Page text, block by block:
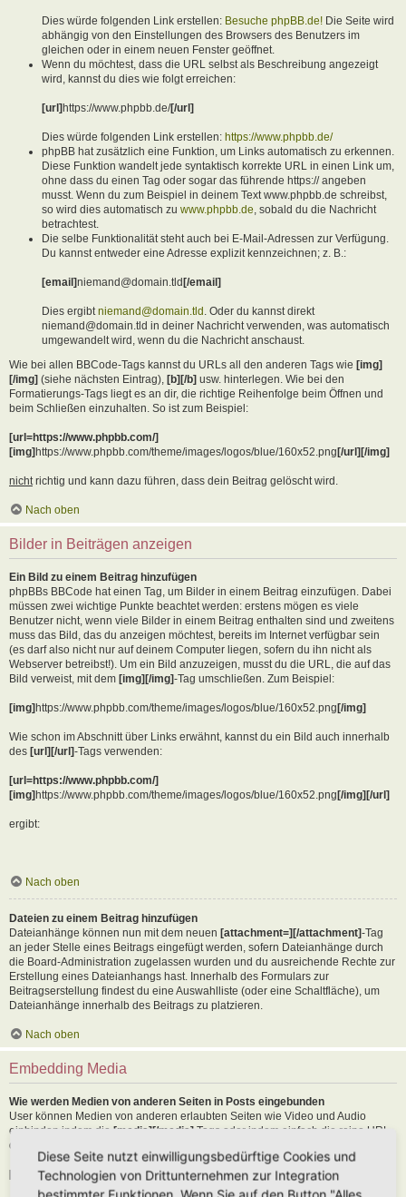
Dies würde folgenden Link erstellen: Besuche phpBB.de! Die Seite wird
abhängig von den Einstellungen des Browsers des Benutzers im
gleichen oder in einem neuen Fenster geöffnet.
Wenn du möchtest, dass die URL selbst als Beschreibung angezeigt
wird, kannst du dies wie folgt erreichen:
[url]https://www.phpbb.de/[/url]
Dies würde folgenden Link erstellen: https://www.phpbb.de/
phpBB hat zusätzlich eine Funktion, um Links automatisch zu erkennen.
Diese Funktion wandelt jede syntaktisch korrekte URL in einen Link um,
ohne dass du einen Tag oder sogar das führende https:// angeben
musst. Wenn du zum Beispiel in deinem Text www.phpbb.de schreibst,
so wird dies automatisch zu www.phpbb.de, sobald du die Nachricht
betrachtest.
Die selbe Funktionalität steht auch bei E-Mail-Adressen zur Verfügung.
Du kannst entweder eine Adresse explizit kennzeichnen; z. B.:
[email]niemand@domain.tld[/email]
Dies ergibtniemand@domain.tld. Oder du kannst direkt
niemand@domain.tld in deiner Nachricht verwenden, was automatisch
umgewandelt wird, wenn du die Nachricht anschaust.
Wie bei allen BBCode-Tags kannst du URLs all den anderen Tags wie [img]
[/img] (siehe nächsten Eintrag), [b][/b] usw. hinterlegen. Wie bei den
Formatierungs-Tags liegt es an dir, die richtige Reihenfolge beim Öffnen und
beim Schließen einzuhalten. So ist zum Beispiel:
[url=https://www.phpbb.com/]
[img]https://www.phpbb.com/theme/images/logos/blue/160x52.png[/url][/img]
nicht richtig und kann dazu führen, dass dein Beitrag gelöscht wird.
Nach oben
Bilder in Beiträgen anzeigen
Ein Bild zu einem Beitrag hinzufügen
phpBBs BBCode hat einen Tag, um Bilder in einem Beitrag einzufügen. Dabei
müssen zwei wichtige Punkte beachtet werden: erstens mögen es viele
Benutzer nicht, wenn viele Bilder in einem Beitrag enthalten sind und zweitens
muss das Bild, das du anzeigen möchtest, bereits im Internet verfügbar sein
(es darf also nicht nur auf deinem Computer liegen, sofern du ihn nicht als
Webserver betreibst!). Um ein Bild anzuzeigen, musst du die URL, die auf das
Bild verweist, mit dem [img][/img]-Tag umschließen. Zum Beispiel:
[img]https://www.phpbb.com/theme/images/logos/blue/160x52.png[/img]
Wie schon im Abschnitt über Links erwähnt, kannst du ein Bild auch innerhalb
des [url][/url]-Tags verwenden:
[url=https://www.phpbb.com/]
[img]https://www.phpbb.com/theme/images/logos/blue/160x52.png[/img][/url]
ergibt:
Nach oben
Dateien zu einem Beitrag hinzufügen
Dateianhänge können nun mit dem neuen [attachment=][/attachment]-Tag
an jeder Stelle eines Beitrags eingefügt werden, sofern Dateianhänge durch
die Board-Administration zugelassen wurden und du ausreichende Rechte zur
Erstellung eines Dateianhangs hast. Innerhalb des Formulars zur
Beitragserstellung findest du eine Auswahlliste (oder eine Schaltfläche), um
Dateianhänge innerhalb des Beitrags zu platzieren.
Nach oben
Embedding Media
Wie werden Medien von anderen Seiten in Posts eingebunden
User können Medien von anderen erlaubten Seiten wie Video und Audio
einbinden indem die [media][/media] Tags oder indem einfach die reine URL
der erlaubten Seite in den Text kopiert wird. Als Beispiel:
[media]https://youtu.be/Ne18ZQ7LLI0[/media]
Diese Seite nutzt einwilligungsbedürftige Cookies und
Technologien von Drittunternehmen zur Integration